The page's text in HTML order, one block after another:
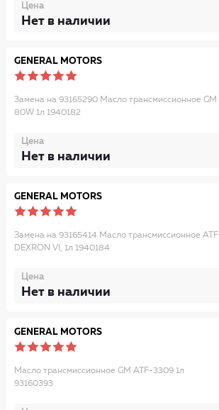
Цена
Нет в наличии
GENERAL MOTORS
Замена на 93165290 Масло трансмиссионное GM
80W 1л 1940182
Цена
Нет в наличии
GENERAL MOTORS
Замена на 93165414 Масло трансмиссионное ATF
DEXRON VI, 1л 1940184
Цена
Нет в наличии
GENERAL MOTORS
Масло трансмиссионное GM ATF-3309 1л
93160393